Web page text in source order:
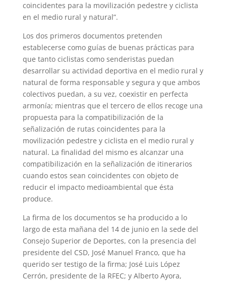
coincidentes para la movilización pedestre y ciclista
en el medio rural y natural”.
Los dos primeros documentos pretenden
establecerse como guías de buenas prácticas para
que tanto ciclistas como senderistas puedan
desarrollar su actividad deportiva en el medio rural y
natural de forma responsable y segura y que ambos
colectivos puedan, a su vez, coexistir en perfecta
armonía; mientras que el tercero de ellos recoge una
propuesta para la compatibilización de la
señalización de rutas coincidentes para la
movilización pedestre y ciclista en el medio rural y
natural. La finalidad del mismo es alcanzar una
compatibilización en la señalización de itinerarios
cuando estos sean coincidentes con objeto de
reducir el impacto medioambiental que ésta
produce.
La firma de los documentos se ha producido a lo
largo de esta mañana del 14 de junio en la sede del
Consejo Superior de Deportes, con la presencia del
presidente del CSD, José Manuel Franco, que ha
querido ser testigo de la firma; José Luis López
Cerrón, presidente de la RFEC; y Alberto Ayora,